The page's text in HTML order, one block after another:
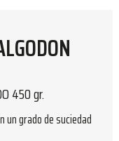
450 gr.
grado de suciedad